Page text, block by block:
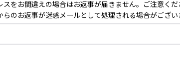
スをお間違えの場合はお返事が届きません。ご注意くだ
らのお返事が迷惑メールとして処理される場合がござ